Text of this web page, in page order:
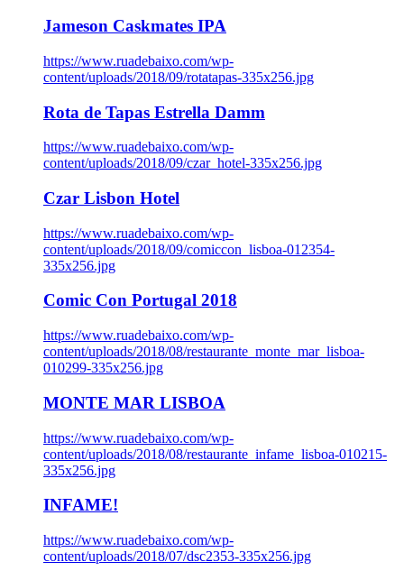
Jameson Caskmates IPA
https://www.ruadebaixo.com/wp-
content/uploads/2018/09/rotatapas-335x256.jpg
Rota de Tapas Estrella Damm
https://www.ruadebaixo.com/wp-
content/uploads/2018/09/czar_hotel-335x256.jpg
Czar Lisbon Hotel
https://www.ruadebaixo.com/wp-
content/uploads/2018/09/comiccon_lisboa-012354-
335x256.jpg
Comic Con Portugal 2018
https://www.ruadebaixo.com/wp-
content/uploads/2018/08/restaurante_monte_mar_lisboa-
010299-335x256.jpg
MONTE MAR LISBOA
https://www.ruadebaixo.com/wp-
content/uploads/2018/08/restaurante_infame_lisboa-010215-
335x256.jpg
INFAME!
https://www.ruadebaixo.com/wp-
content/uploads/2018/07/dsc2353-335x256.jpg